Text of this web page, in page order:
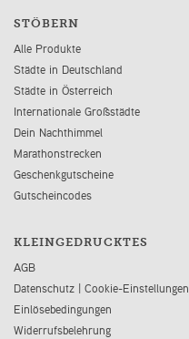
STÖBERN
Alle Produkte
Städte in Deutschland
Städte in Österreich
Internationale Großstädte
Dein Nachthimmel
Marathonstrecken
Geschenkgutscheine
Gutscheincodes
KLEINGEDRUCKTES
AGB
Datenschutz | Cookie-Einstellungen
Einlösebedingungen
Widerrufsbelehrung